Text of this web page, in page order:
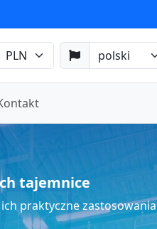
tajemnice
praktyczne zastosowania